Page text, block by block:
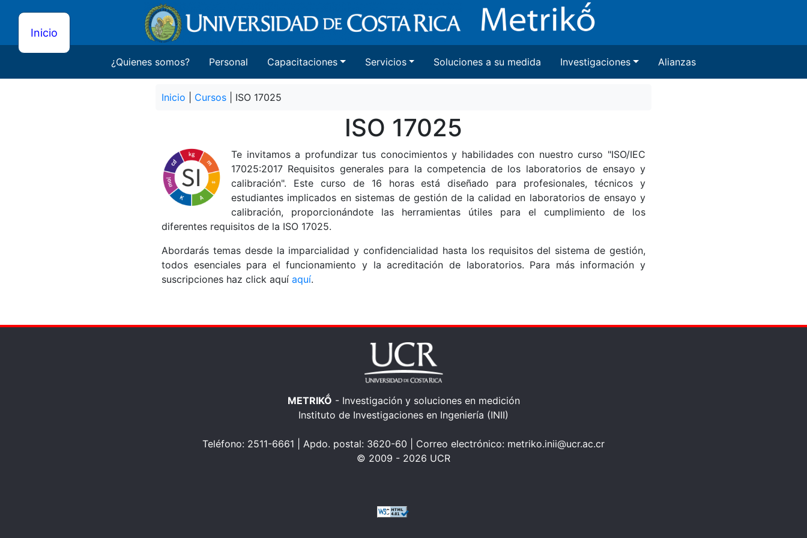
Inicio
¿Quienes somos? Personal Capacitaciones Servicios Soluciones a su medida Investigaciones Alianzas
Inicio Cursos | ISO 17025
ISO 17025
Te invitamos a profundizar tus conocimientos y habilidades con nuestro curso "ISO/IEC
17025:2017 Requisitos generales para la competencia de los laboratorios de ensayo y
calibración". Este curso de 16 horas está diseñado para profesionales, técnicos y
estudiantes implicados en sistemas de gestión de la calidad en laboratorios de ensayo y
calibración, proporcionándote las herramientas útiles para el cumplimiento de los
diferentes requisitos de la ISO 17025.
Abordarás temas desde la imparcialidad y confidencialidad hasta los requisitos del sistema de gestión,
todos esenciales para el funcionamiento y la acreditación de laboratorios. Para más información y
suscripciones haz click aquí aquí.
METRIKṌ - Investigación y soluciones en medición
Instituto de Investigaciones en Ingeniería (INII)
Teléfono: 2511-6661 | Apdo. postal: 3620-60 | Correo electrónico: metriko.inii@ucr.ac.cr
© 2009 - 2026 UCR